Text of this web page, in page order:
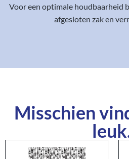
Voor een optimale houdbaarheid
afgesloten zak en
Misschien